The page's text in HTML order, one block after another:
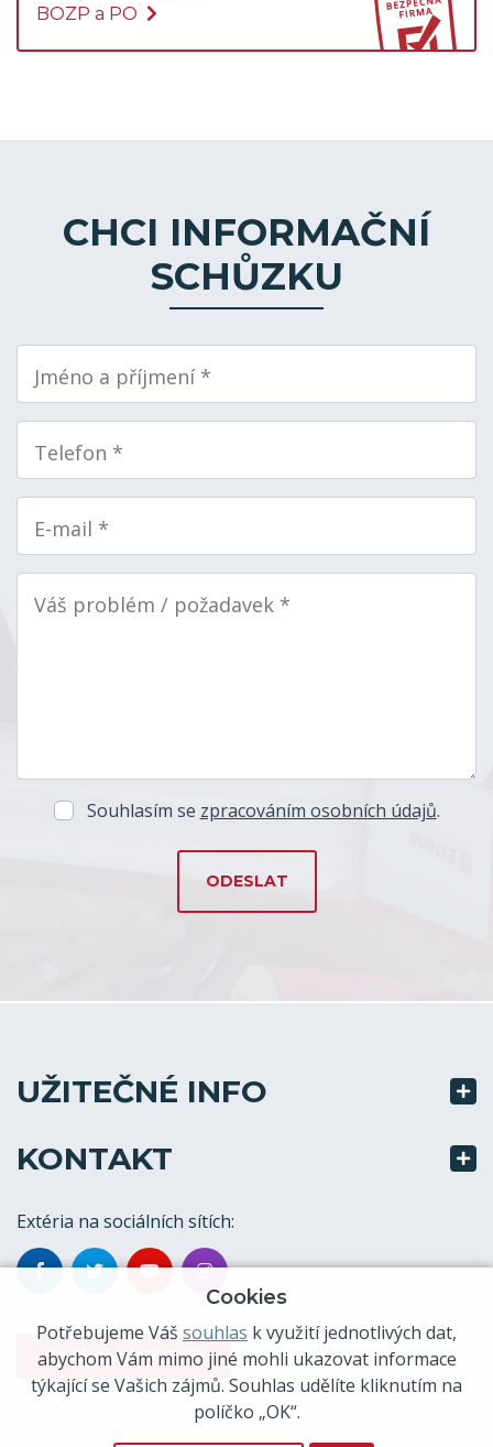
BOZP a PO
CHCI INFORMAČNÍ
SCHŮZKU
Jméno a příjmení *
Telefon *
E-mail *
Váš problém / požadavek *
Souhlasím se zpracováním osobních údajů.
UŽITEČNÉ INFO
KONTAKT
Extéria na sociálních sítích:
EXTÉRIA MARKETY
Cookies
Potřebujeme Váš souhlas k využití jednotlivých dat,
abychom Vám mimo jiné mohli ukazovat informace
týkající se Vašich zájmů. Souhlas udělíte kliknutím na
políčko „OK“.